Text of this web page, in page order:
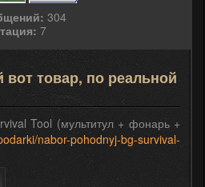
304
7
вот товар, по реальной
Tool (мультитул + фонарь +
nabor-pohodnyj-bg-survival-